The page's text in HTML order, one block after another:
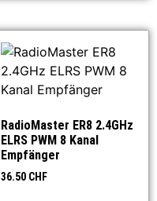
RadioMaster ER8 2.4GHz
ELRS PWM 8 Kanal
Empfänger
36.50 CHF